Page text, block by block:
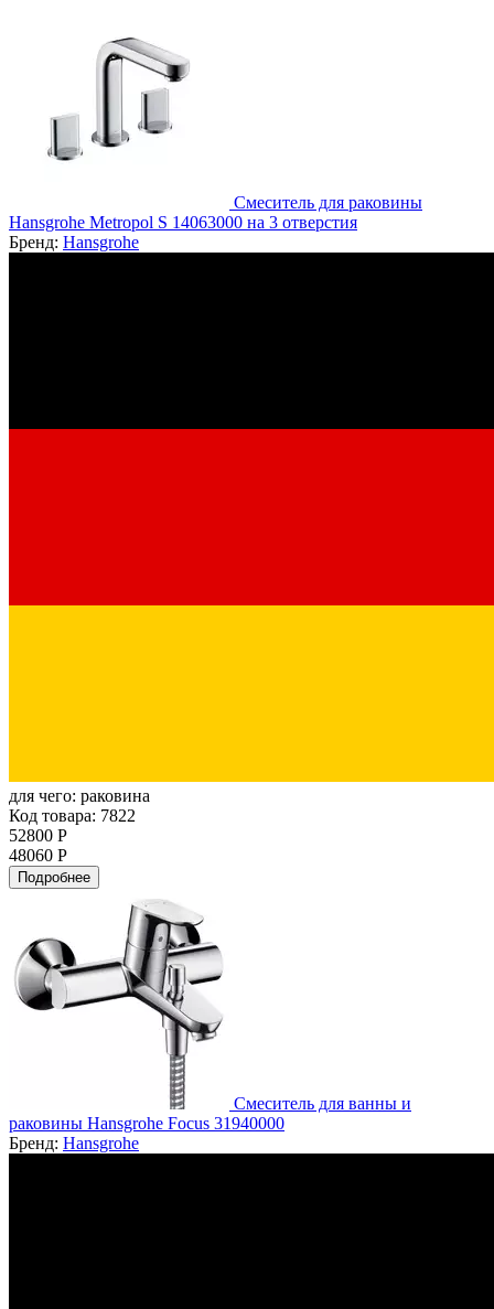
Смеситель для раковины
Hansgrohe Metropol S 14063000 на 3 отверстия
Бренд: Hansgrohe
для чего: раковина
Код товара: 7822
52800 Р
48060 Р
Подробнее
Смеситель для ванны и
раковины Hansgrohe Focus 31940000
Бренд: Hansgrohe